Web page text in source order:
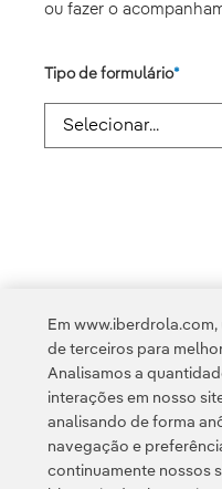
ou fazer o
Tipo de formulário
Em
de terceiros para
Analisamos a
interações em nosso
analisando de forma
navegação e
continuamente nossos